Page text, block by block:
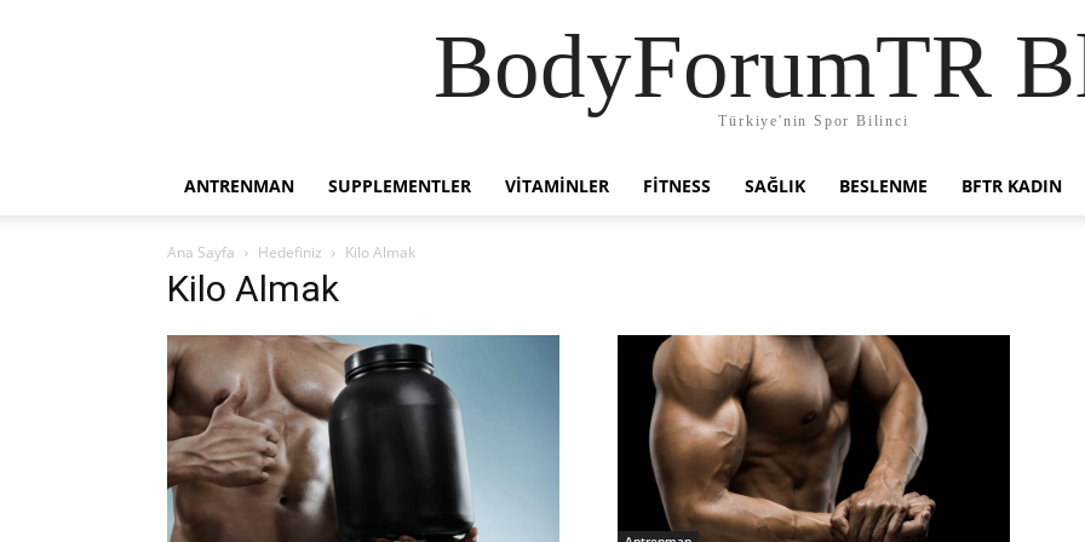
BodyForumTR
Türkiye'nin Spor Bilinci
ANTRENMAN SUPPLEMENTLER VITAMINLER FITNESS SAĞLIK BESLENME BFTR KADIN
Ana Sayfa Hedefiniz Kilo Almak
Kilo Almak